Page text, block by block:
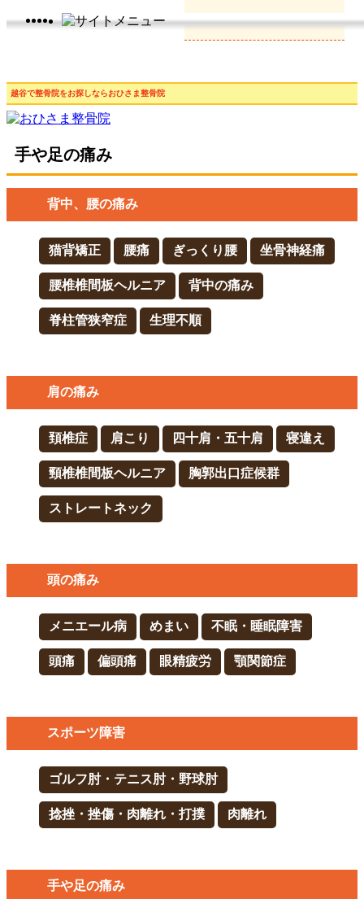
越谷で整骨院をお探しならおひさま整骨院
手や足の痛み
背中、腰の痛み
猫背矯正 腰痛 ぎっくり腰 坐骨神経痛
腰椎椎間板ヘルニア 背中の痛み
脊柱管狭窄症 生理不順
肩の痛み
頚椎症 肩こり 四十肩・五十肩 寝違え
頸椎椎間板ヘルニア 胸郭出口症候群
ストレートネック
頭の痛み
メニエール病 めまい 不眠・睡眠障害
頭痛 偏頭痛 眼精疲労 顎関節症
スポーツ障害
ゴルフ肘・テニス肘・野球肘
捻挫・挫傷・肉離れ・打撲 肉離れ
手や足の痛み